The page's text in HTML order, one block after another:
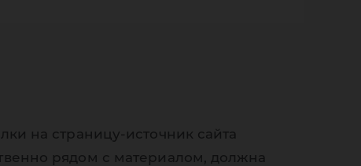
на страницу-источник сайта
рядом с материалом, должна